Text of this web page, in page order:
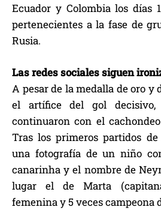
Ecuador y Colombia los días
pertenecientes a la fase de
Rusia.
Las redes sociales siguen
A pesar de la medalla de oro y
el artífice del gol decisivo,
continuaron con el
Tras los primeros partidos
una fotografía de un niño
canarinha y el nombre de
lugar el de Marta
femenina y 5 veces campeona